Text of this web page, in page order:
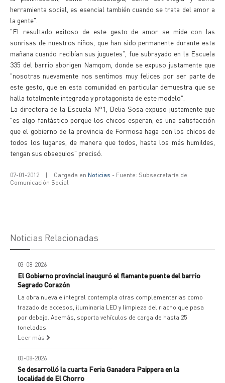
herramienta social, es esencial también cuando se trata del amor a
la gente".
"El resultado exitoso de este gesto de amor se mide con las
sonrisas de nuestros niños, que han sido permanente durante esta
mañana cuando recibían sus juguetes", fue subrayado en la Escuela
335 del barrio aborigen Namqom, donde se expuso justamente que
"nosotras nuevamente nos sentimos muy felices por ser parte de
este gesto, que en esta comunidad en particular demuestra que se
halla totalmente integrada y protagonista de este modelo".
La directora de la Escuela N°1, Delia Sosa expuso justamente que
"es algo fantástico porque los chicos esperan, es una satisfacción
que el gobierno de la provincia de Formosa haga con los chicos de
todos los lugares, de manera que todos, hasta los más humildes,
tengan sus obsequios" precisó.
07-01-2012 | Cargada en Noticias - Fuente: Subsecretaría de
Comunicación Social
Noticias Relacionadas
03-08-2026
El Gobierno provincial inauguró el flamante puente del barrio
Sagrado Corazón
La obra nueva e integral contempla otras complementarias como
trazado de accesos, iluminaria LED y limpieza del riacho que pasa
por debajo. Además, soporta vehículos de carga de hasta 25
toneladas.
Leer más
03-08-2026
Se desarrolló la cuarta Feria Ganadera Paippera en la
localidad de El Chorro